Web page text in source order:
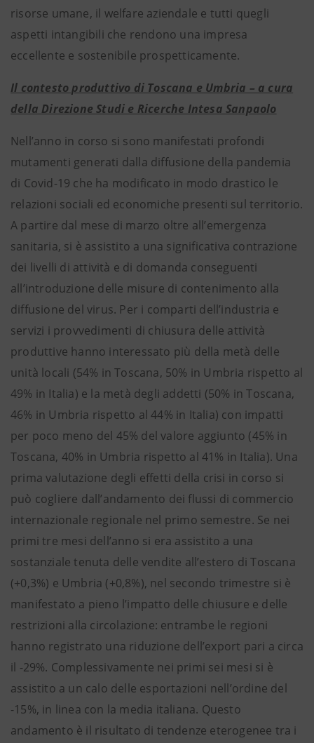
risorse umane, il welfare aziendale e tutti quegli
aspetti intangibili che rendono una impresa
eccellente e sostenibile prospetticamente.
Il contesto produttivo di Toscana e Umbria – a cura
della Direzione Studi e Ricerche Intesa Sanpaolo
Nell’anno in corso si sono manifestati profondi
mutamenti generati dalla diffusione della pandemia
di Covid-19 che ha modificato in modo drastico le
relazioni sociali ed economiche presenti sul territorio.
A partire dal mese di marzo oltre all’emergenza
sanitaria, si è assistito a una significativa contrazione
dei livelli di attività e di domanda conseguenti
all’introduzione delle misure di contenimento alla
diffusione del virus. Per i comparti dell’industria e
servizi i provvedimenti di chiusura delle attività
produttive hanno interessato più della metà delle
unità locali (54% in Toscana, 50% in Umbria rispetto al
49% in Italia) e la metà degli addetti (50% in Toscana,
46% in Umbria rispetto al 44% in Italia) con impatti
per poco meno del 45% del valore aggiunto (45% in
Toscana, 40% in Umbria rispetto al 41% in Italia). Una
prima valutazione degli effetti della crisi in corso si
può cogliere dall’andamento dei flussi di commercio
internazionale regionale nel primo semestre. Se nei
primi tre mesi dell’anno si era assistito a una
sostanziale tenuta delle vendite all’estero di Toscana
(+0,3%) e Umbria (+0,8%), nel secondo trimestre si è
manifestato a pieno l’impatto delle chiusure e delle
restrizioni alla circolazione: entrambe le regioni
hanno registrato una riduzione dell’export pari a circa
il -29%. Complessivamente nei primi sei mesi si è
assistito a un calo delle esportazioni nell’ordine del
-15%, in linea con la media italiana. Questo
andamento è il risultato di tendenze eterogenee tra i